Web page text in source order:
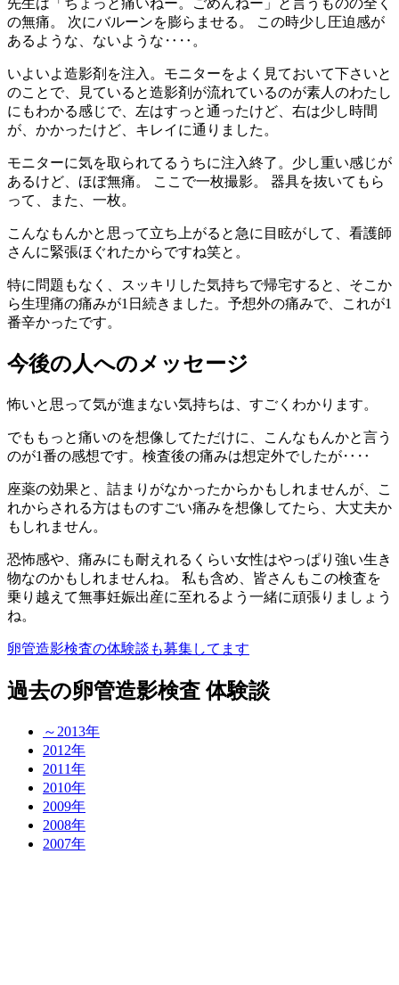
の無痛。 次にバルーンを膨らませる。 この時少し圧迫感が
あるような、ないような‥‥。
いよいよ造影剤を注入。モニターをよく見ておいて下さいと
のことで、見ていると造影剤が流れているのが素人のわたし
にもわかる感じで、左はすっと通ったけど、右は少し時間
が、かかったけど、キレイに通りました。
モニターに気を取られてるうちに注入終了。少し重い感じが
あるけど、ほぼ無痛。 ここで一枚撮影。 器具を抜いてもら
って、また、一枚。
こんなもんかと思って立ち上がると急に目眩がして、看護師
さんに緊張ほぐれたからですね笑と。
特に問題もなく、スッキリした気持ちで帰宅すると、そこか
ら生理痛の痛みが1日続きました。予想外の痛みで、これが1
番辛かったです。
今後の人へのメッセージ
怖いと思って気が進まない気持ちは、すごくわかります。
でももっと痛いのを想像してただけに、こんなもんかと言う
のが1番の感想です。検査後の痛みは想定外でしたが‥‥
座薬の効果と、詰まりがなかったからかもしれませんが、こ
れからされる方はものすごい痛みを想像してたら、大丈夫か
もしれません。
恐怖感や、痛みにも耐えれるくらい女性はやっぱり強い生き
物なのかもしれませんね。 私も含め、皆さんもこの検査を
乗り越えて無事妊娠出産に至れるよう一緒に頑張りましょう
ね。
卵管造影検査の体験談も募集してます
過去の卵管造影検査 体験談
～2013年
2012年
2011年
2010年
2009年
2008年
2007年